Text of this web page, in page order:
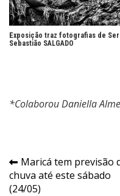
Exposição traz fotografias de
Sebastião SALGADO
*Colaborou Daniella
Navegação
de
Maricá tem previsão
chuva até este sábado
(24/05)